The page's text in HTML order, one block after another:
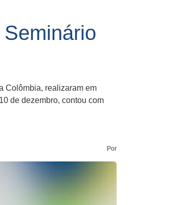
Colômbia, realizaram em
de dezembro, contou com
Por